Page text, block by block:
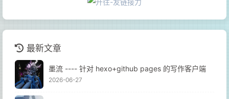
最新文章
墨流 ---- 针对 hexo+github pages 的写作客户端
2026-06-27